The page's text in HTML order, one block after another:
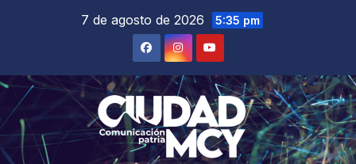
7 de agosto de 2026 5:35 pm